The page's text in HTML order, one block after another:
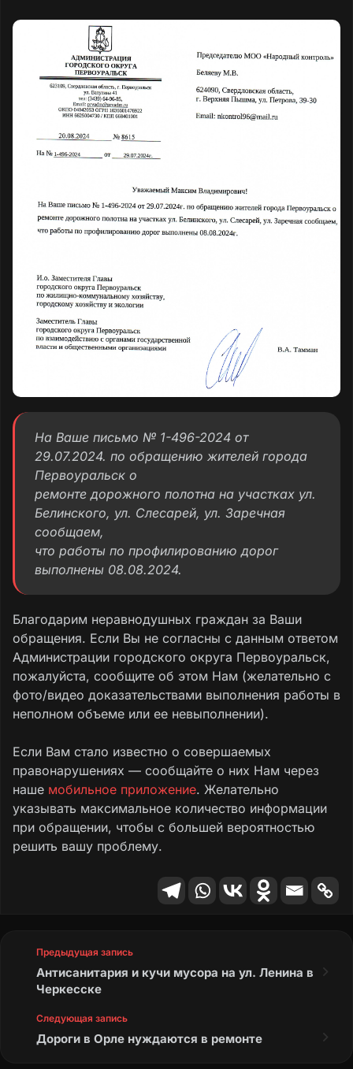
На Ваше письмо № 1-496-2024 от
29.07.2024. по обращению жителей города
Первоуральск о
ремонте дорожного полотна на участках ул.
Белинского, ул. Слесарей, ул. Заречная
сообщаем,
что работы по профилированию дорог
выполнены 08.08.2024.
Благодарим неравнодушных граждан за Ваши
обращения. Если Вы не согласны с данным ответом
Администрации городского округа Первоуральск,
пожалуйста, сообщите об этом Нам (желательно с
фото/видео доказательствами выполнения работы в
неполном объеме или ее невыполнении).
Если Вам стало известно о совершаемых
правонарушениях — сообщайте о них Нам через
наше мобильное приложение. Желательно
указывать максимальное количество информации
при обращении, чтобы с большей вероятностью
решить вашу проблему.
Предыдущая запись
Антисанитария и кучи мусора на ул. Ленина в
Черкесске
Следующая запись
Дороги в Орле нуждаются в ремонте